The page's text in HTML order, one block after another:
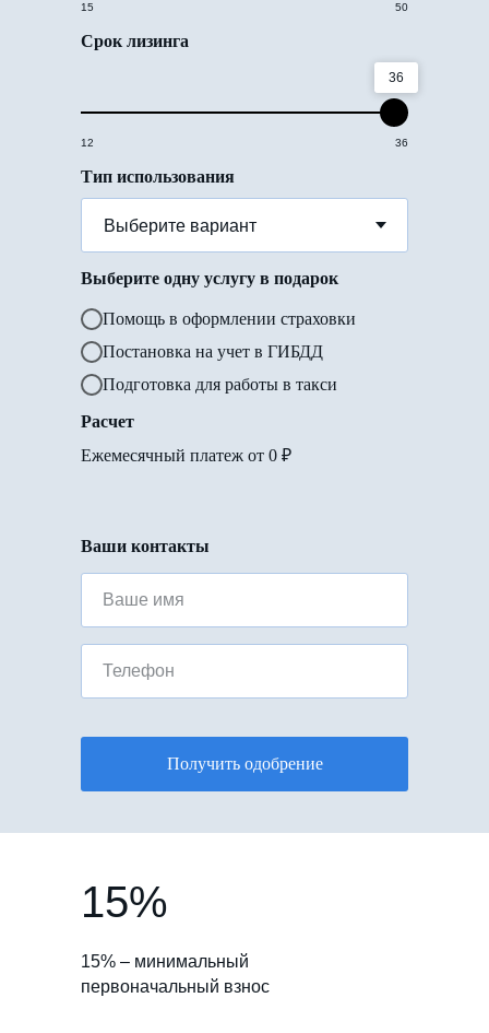
15 50
Срок лизинга
36
12 36
Тип использования
Выберите одну услугу в подарок
Помощь в оформлении страховки
Постановка на учет в ГИБДД
Подготовка для работы в такси
Расчет
Ежемесячный платеж от 0 ₽
Ваши контакты
Ваше имя
Телефон
Получить одобрение
15%
15% – минимальный
первоначальный взнос